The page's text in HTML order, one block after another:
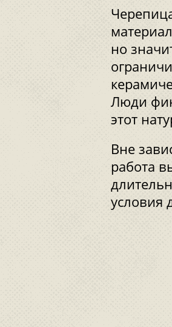
но
Люди
этот
Вне
работа
условия